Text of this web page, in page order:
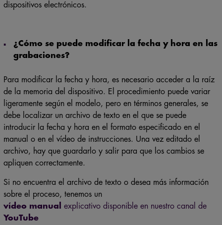
dispositivos electrónicos.
¿Cómo se puede modificar la fecha y hora en las
grabaciones?
Para modificar la fecha y hora, es necesario acceder a la raíz
de la memoria del dispositivo. El procedimiento puede variar
ligeramente según el modelo, pero en términos generales, se
debe localizar un archivo de texto en el que se puede
introducir la fecha y hora en el formato especificado en el
manual o en el vídeo de instrucciones. Una vez editado el
archivo, hay que guardarlo y salir para que los cambios se
apliquen correctamente.
Si no encuentra el archivo de texto o desea más información
sobre el proceso, tenemos un
vídeo manual
explicativo disponible en nuestro canal de
YouTube